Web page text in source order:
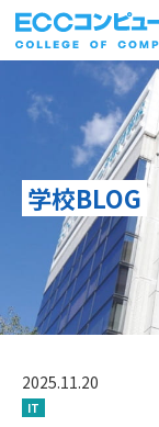
学校BLOG
2025.11.20
IT